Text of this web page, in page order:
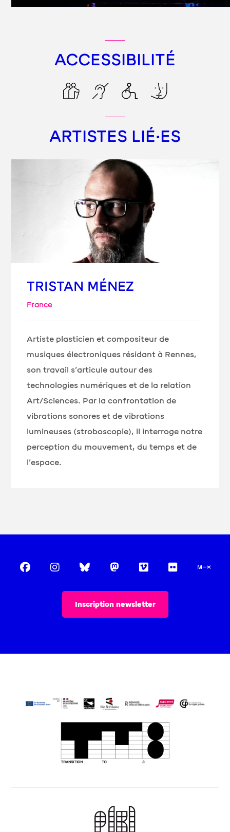
ACCESSIBILITÉ
ARTISTES LIÉ·ES
TRISTAN MÉNEZ
France
Artiste plasticien et compositeur de
musiques électroniques résidant à Rennes,
son travail s’articule autour des
technologies numériques et de la relation
Art/Sciences. Par la confrontation de
vibrations sonores et de vibrations
lumineuses (stroboscopie), il interroge notre
perception du mouvement, du temps et de
l’espace.
Inscription newsletter